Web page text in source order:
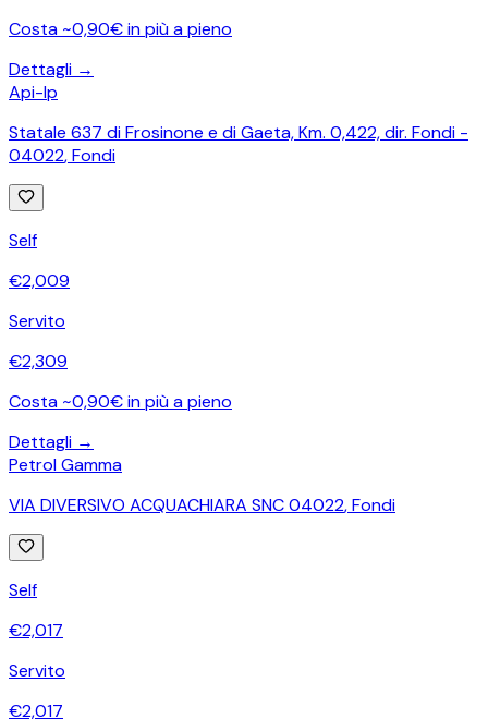
Costa ~0,90€ in più a pieno
Dettagli →
Api-Ip
Statale 637 di Frosinone e di Gaeta, Km. 0,422, dir. Fondi -
04022,Fondi
Self
€2,009
Servito
€2,309
Costa ~0,90€ in più a pieno
Dettagli →
Petrol Gamma
VIA DIVERSIVO ACQUACHIARA SNC 04022,Fondi
Self
€2,017
Servito
€2,017